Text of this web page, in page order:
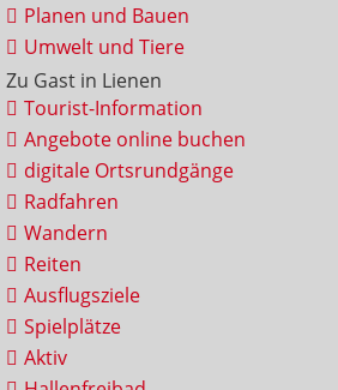
Planen und Bauen
Umwelt und Tiere
Zu Gast in Lienen
Tourist-Information
Angebote online buchen
digitale Ortsrundgänge
Radfahren
Wandern
Reiten
Ausflugsziele
Spielplätze
Aktiv